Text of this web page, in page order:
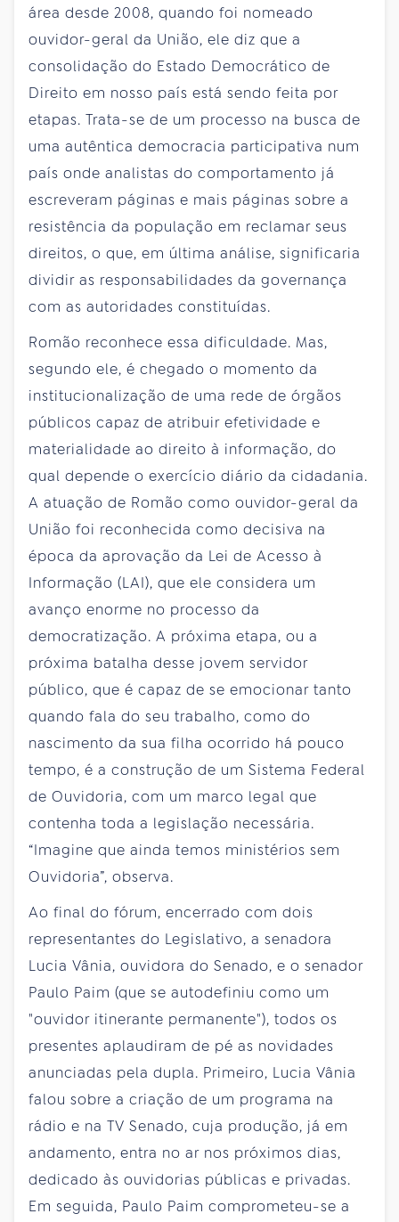
área desde 2008, quando foi nomeado
ouvidor-geral da União, ele diz que a
consolidação do Estado Democrático de
Direito em nosso país está sendo feita por
etapas. Trata-se de um processo na busca de
uma autêntica democracia participativa num
país onde analistas do comportamento já
escreveram páginas e mais páginas sobre a
resistência da população em reclamar seus
direitos, o que, em última análise, significaria
dividir as responsabilidades da governança
com as autoridades constituídas.
Romão reconhece essa dificuldade. Mas,
segundo ele, é chegado o momento da
institucionalização de uma rede de órgãos
públicos capaz de atribuir efetividade e
materialidade ao direito à informação, do
qual depende o exercício diário da cidadania.
A atuação de Romão como ouvidor-geral da
União foi reconhecida como decisiva na
época da aprovação da Lei de Acesso à
Informação (LAI), que ele considera um
avanço enorme no processo da
democratização. A próxima etapa, ou a
próxima batalha desse jovem servidor
público, que é capaz de se emocionar tanto
quando fala do seu trabalho, como do
nascimento da sua filha ocorrido há pouco
tempo, é a construção de um Sistema Federal
de Ouvidoria, com um marco legal que
contenha toda a legislação necessária.
“Imagine que ainda temos ministérios sem
Ouvidoria”, observa.
Ao final do fórum, encerrado com dois
representantes do Legislativo, a senadora
Lucia Vânia, ouvidora do Senado, e o senador
Paulo Paim (que se autodefiniu como um
"ouvidor itinerante permanente"), todos os
presentes aplaudiram de pé as novidades
anunciadas pela dupla. Primeiro, Lucia Vânia
falou sobre a criação de um programa na
rádio e na TV Senado, cuja produção, já em
andamento, entra no ar nos próximos dias,
dedicado às ouvidorias públicas e privadas.
Em seguida, Paulo Paim comprometeu-se a